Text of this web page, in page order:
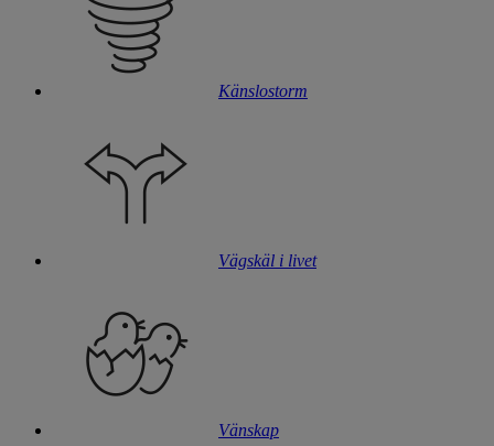
Känslostorm
Vägskäl i livet
Vänskap